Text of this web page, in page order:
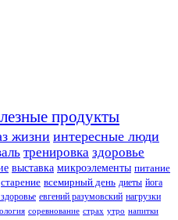
продукты
жизни интересные люди
тренировка здоровье
выставка микроэлементы питание
старение всемирный день диеты йога
евгений разумовский нагрузки
соревнование страх утро напитки